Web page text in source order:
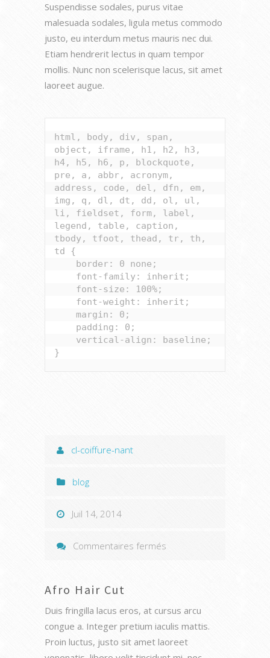
Suspendisse sodales, purus vitae
malesuada sodales, ligula metus commodo
justo, eu interdum metus mauris nec dui.
Etiam hendrerit lectus in quam tempor
mollis. Nunc non scelerisque lacus, sit amet
laoreet augue.
html, body, div, span,
object, iframe, h1, h2, h3,
h4, h5, h6, p, blockquote,
pre, a, abbr, acronym,
address, code, del, dfn, em,
img, q, dl, dt, dd, ol, ul,
li, fieldset, form, label,
legend, table, caption,
tbody, tfoot, thead, tr, th,
td {
cl-coiffure-nant
blog
Juil 14, 2014
Commentaires fermés
Afro Hair Cut
Duis fringilla lacus eros, at cursus arcu
congue a. Integer pretium iaculis mattis.
Proin luctus, justo sit amet laoreet